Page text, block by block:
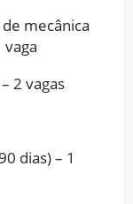
mecânica
2 vagas
dias) – 1